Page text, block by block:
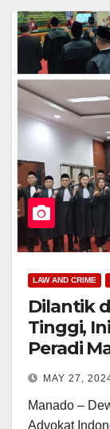
LAW AND CRIME
Dilantik
Tinggi,
Peradi
MAY 27,
Manado –
Advokat